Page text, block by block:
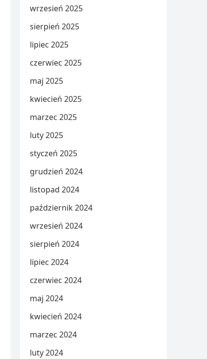
wrzesień 2025
sierpień 2025
lipiec 2025
czerwiec 2025
maj 2025
kwiecień 2025
marzec 2025
luty 2025
styczeń 2025
grudzień 2024
listopad 2024
październik 2024
wrzesień 2024
sierpień 2024
lipiec 2024
czerwiec 2024
maj 2024
kwiecień 2024
marzec 2024
luty 2024